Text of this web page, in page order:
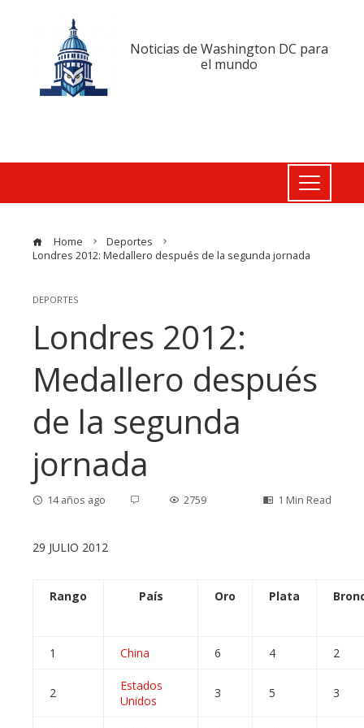
Noticias de Washington DC para
el mundo
Home
Deportes
Londres 2012: Medallero después de la segunda jornada
DEPORTES
Londres 2012:
Medallero después
de la segunda
jornada
14 años ago 2759 1 Min Read
29 JULIO 2012
Rango País Oro Plata
1 China 6 4 2
2
Estados
Unidos
3 5 3